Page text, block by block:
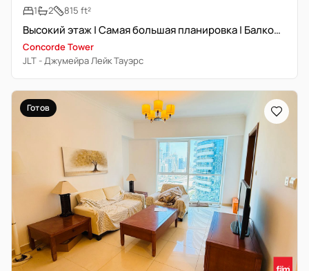
1 2 815 ft²
Высокий этаж | Самая большая планировка | Балкон без кондиционера
Concorde Tower
JLT - Джумейра Лейк Тауэрс
Готов